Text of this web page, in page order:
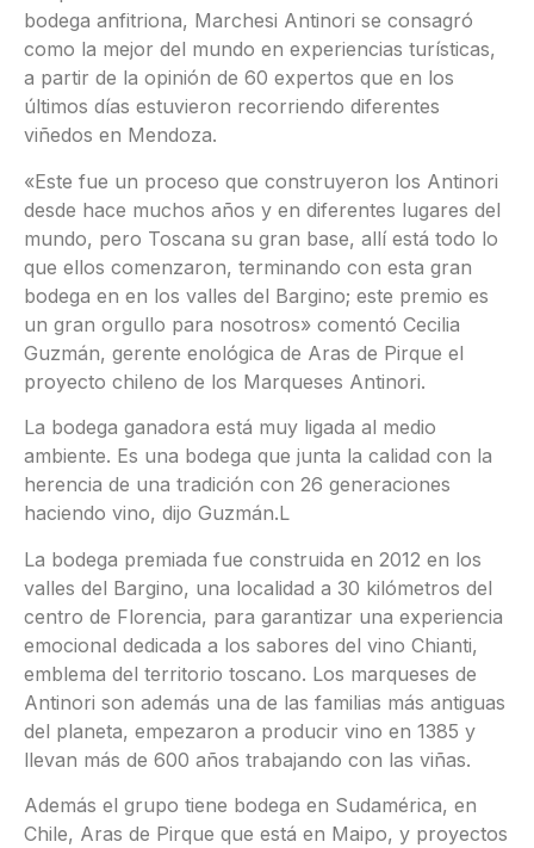
bodega anfitriona, Marchesi Antinori se consagró
como la mejor del mundo en experiencias turísticas,
a partir de la opinión de 60 expertos que en los
últimos días estuvieron recorriendo diferentes
viñedos en Mendoza.
«Este fue un proceso que construyeron los Antinori
desde hace muchos años y en diferentes lugares del
mundo, pero Toscana su gran base, allí está todo lo
que ellos comenzaron, terminando con esta gran
bodega en en los valles del Bargino; este premio es
un gran orgullo para nosotros» comentó Cecilia
Guzmán, gerente enológica de Aras de Pirque el
proyecto chileno de los Marqueses Antinori.
La bodega ganadora está muy ligada al medio
ambiente. Es una bodega que junta la calidad con la
herencia de una tradición con 26 generaciones
haciendo vino, dijo Guzmán.L
La bodega premiada fue construida en 2012 en los
valles del Bargino, una localidad a 30 kilómetros del
centro de Florencia, para garantizar una experiencia
emocional dedicada a los sabores del vino Chianti,
emblema del territorio toscano. Los marqueses de
Antinori son además una de las familias más antiguas
del planeta, empezaron a producir vino en 1385 y
llevan más de 600 años trabajando con las viñas.
Además el grupo tiene bodega en Sudamérica, en
Chile, Aras de Pirque que está en Maipo, y proyectos